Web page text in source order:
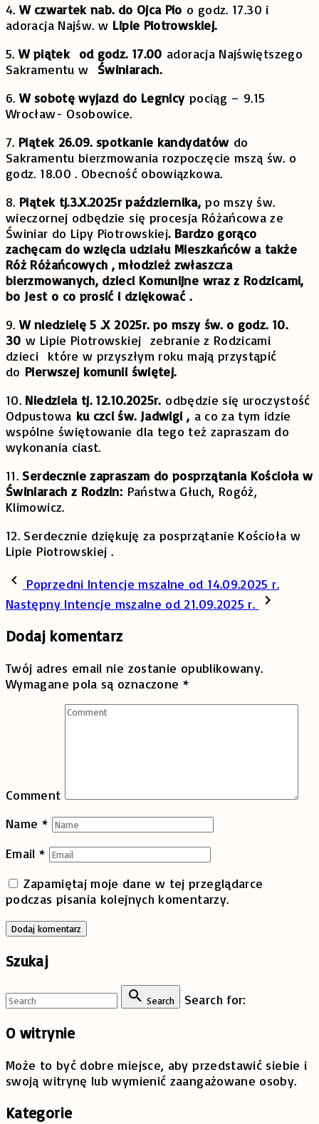
4.W czwartek nab. do Ojca Pio o godz. 17.30 i
adoracja Najśw. w Lipie Piotrowskiej.
5.W piątek od godz. 17.00 adoracja Najświętszego
Sakramentu w Świniarach.
6.W sobotę wyjazd do Legnicy pociąg – 9.15
Wrocław- Osobowice.
7. Piątek 26.09. spotkanie kandydatów do
Sakramentu bierzmowania rozpoczęcie mszą św. o
godz. 18.00 . Obecność obowiązkowa.
8. Piątek tj.3.X.2025r października,po mszy św.
wieczornej odbędzie się procesja Różańcowa ze
Świniar do Lipy Piotrowskiej. Bardzo gorąco
zachęcam do wzięcia udziału Mieszkańców a także
Róż Różańcowych , młodzież zwłaszcza
bierzmowanych, dzieci Komunijne wraz z Rodzicami,
bo Jest o co prosić i dziękować .
9.W niedzielę 5 .X 2025r. po mszy św. o godz. 10.
30w Lipie Piotrowskiej zebranie z Rodzicami
dzieci które w przyszłym roku mają przystąpić
do Pierwszej komunii świętej.
10. Niedziela tj. 12.10.2025r. odbędzie się uroczystość
Odpustowa ku czci św. Jadwigi , a co za tym idzie
wspólne świętowanie dla tego też zapraszam do
wykonania ciast.
11. Serdecznie zapraszam do posprzątania Kościoła w
Świniarach z Rodzin: Państwa Głuch, Rogóż,
Klimowicz.
12. Serdecznie dziękuję za posprzątanie Kościoła w
Lipie Piotrowskiej .
Poprzedni Intencje mszalne od 14.09.2025 r.
Następny Intencje mszalne od 21.09.2025 r.
Dodaj komentarz
Twój adres email nie zostanie opublikowany.
Wymagane pola są oznaczone *
Comment
Name *
Email*
Zapamiętaj moje dane w tej przeglądarce
podczas pisania kolejnych komentarzy.
Szukaj
Search Search for:
O witrynie
Może to być dobre miejsce, aby przedstawić siebie i
swoją witrynę lub wymienić zaangażowane osoby.
Kategorie